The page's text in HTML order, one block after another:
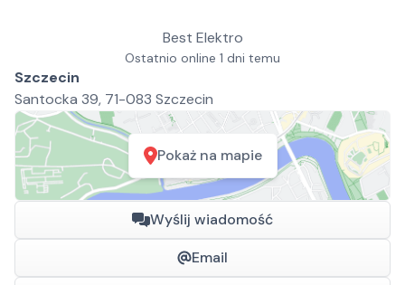
Best Elektro
Ostatnio online 1 dni temu
Szczecin
Santocka 39, 71-083 Szczecin
Pokaż na mapie
Wyślij wiadomość
Email